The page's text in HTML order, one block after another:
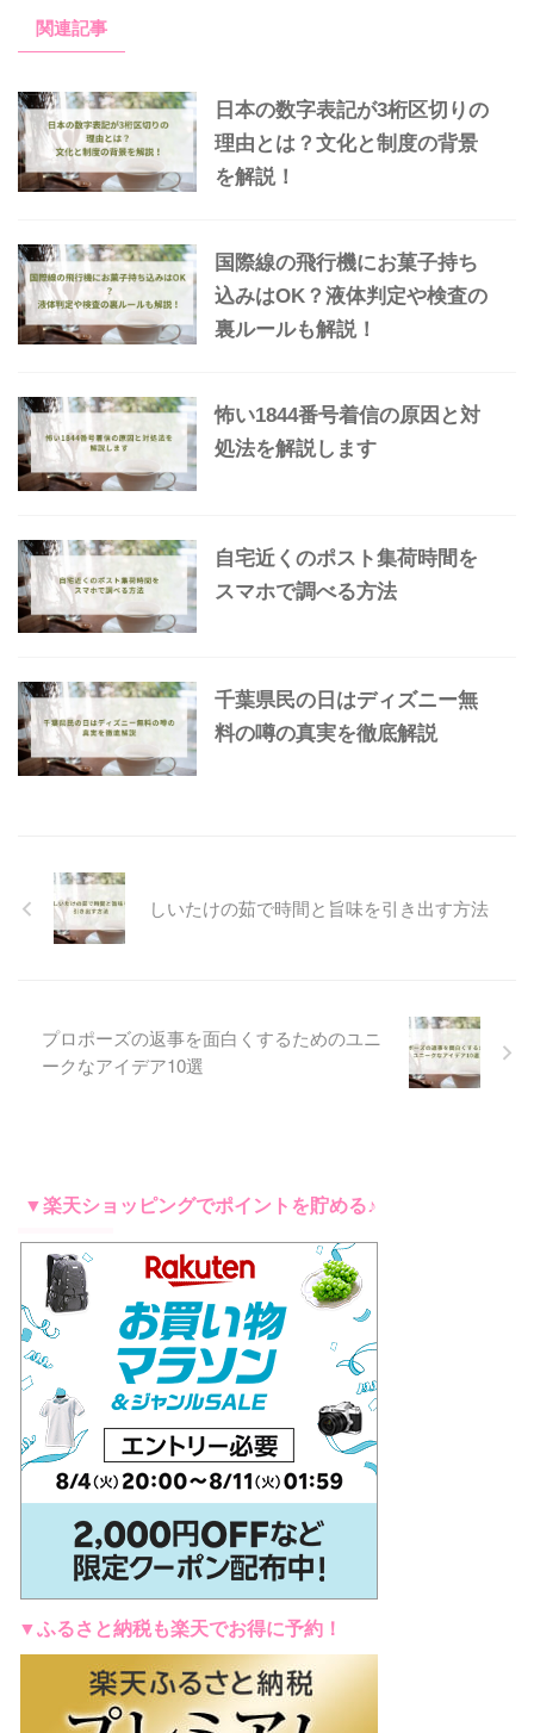
関連記事
日本の数字表記が3桁区切りの
理由とは？文化と制度の背景
を解説！
国際線の飛行機にお菓子持ち
込みはOK？液体判定や検査の
裏ルールも解説！
怖い1844番号着信の原因と対
処法を解説します
自宅近くのポスト集荷時間を
スマホで調べる方法
千葉県民の日はディズニー無
料の噂の真実を徹底解説
しいたけの茹で時間と旨味を引き出す方法
プロポーズの返事を面白くするためのユニ
ークなアイデア10選
▼楽天ショッピングでポイントを貯める♪
▼ふるさと納税も楽天でお得に予約！